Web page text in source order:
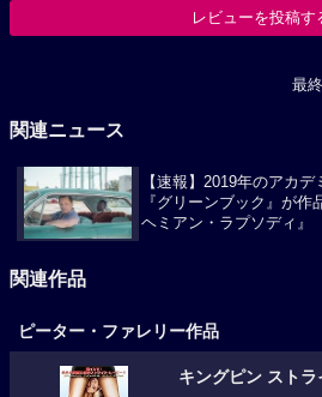
レビューを投稿す
最
関連ニュース
【速報】2019年のアカ
『グリーンブック』が
ヘミアン・ラプソディ』
関連作品
ピーター・ファレリー作品
キングピン スト